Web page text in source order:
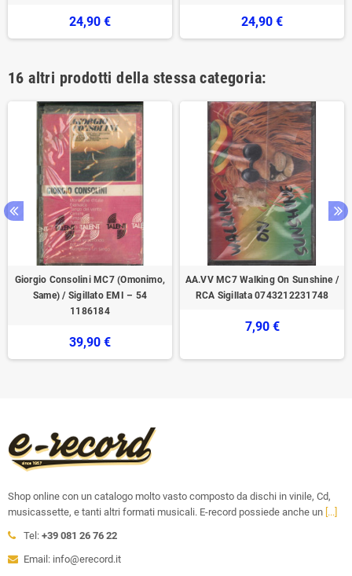
24,90 € 24,90 €
16 altri prodotti della stessa categoria:
Giorgio Consolini MC7 (Omonimo,
Same) / Sigillato EMI ‎– 54
1186184
39,90 €
AA.VV ‎MC7 Walking On Sunshine /
RCA ‎Sigillata 0743212231748
7,90 €
Shop online con un catalogo molto vasto composto da dischi in vinile, Cd,
musicassette, e tanti altri formati musicali. E-record possiede anche un [...]
Tel: +39 081 26 76 22
Email: info@erecord.it